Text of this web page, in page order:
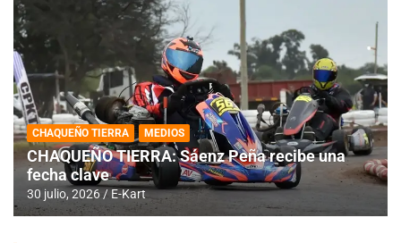
CHAQUEÑO TIERRA MEDIOS
CHAQUEÑO TIERRA: Sáenz Peña recibe una
fecha clave
30 julio, 2026 E-Kart